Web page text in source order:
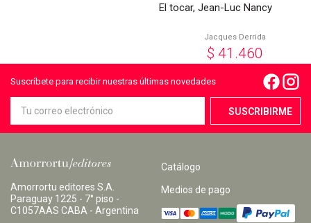
El tocar, Jean-Luc Nancy
Jacques Derrida
$ 41.460
Suscríbete para recibir nuestras últimas novedades
Amorrortu editores S.A.
Paraguay 1225 - 7° piso -
C1057AAS CABA - Argentina
Catálogo
Medios de pago